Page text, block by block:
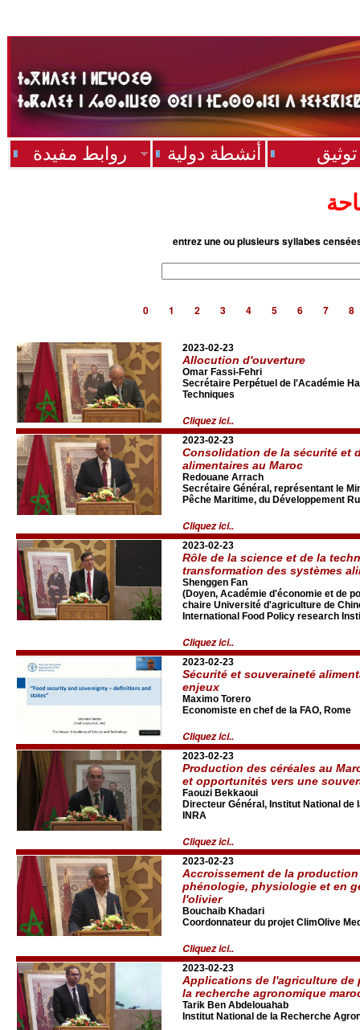
روابط مفيدة أنشطة دولية توثيق
entrez une ou plusieurs syllabes
0 1 2 3 4 5 6 7 8
2023-02-23
Allocution d'ouverture
Omar Fassi-Fehri
Secrétaire Perpétuel de l'Académie
Techniques
Cliquez ici..
2023-02-23
Consolidation de la sécurité et
alimentaires au Maroc
Redouane Arrach
Secrétaire Général, représentant le
Pêche Maritime, du Développement
Cliquez ici..
2023-02-23
Rôle de la science et de la
transformation des systèmes
Shenggen Fan
(Doyen, Académie d'économie et de
chaire Université d'agriculture de
International Food Policy research
Cliquez ici..
2023-02-23
Sécurité et souveraineté
enjeux
Maximo Torero
Economiste en chef de la FAO, Rome
Cliquez ici..
2023-02-23
Production des céréales au
et opportunités vers une
Faouzi Bekkaoui
Directeur Général, Institut National de
INRA
Cliquez ici..
2023-02-23
Accroissement de la
phénologie, physiologie et en
l'olivier
Bouchaib Khadari
Coordonnateur du projet ClimOlive
Cliquez ici..
2023-02-23
Applications de l'agriculture de
la recherche agronomique
Tarik Ben Abdelouahab
Institut National de la Recherche